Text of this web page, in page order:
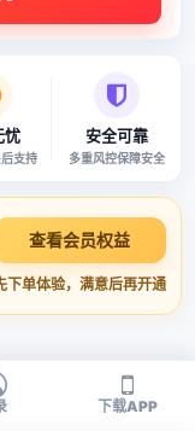
忧
支持
安全可靠
多重风控保障安全
查看会员权益
下单体验，满意后再开通
下载APP